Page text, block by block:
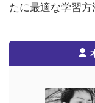
たに最適な学習方